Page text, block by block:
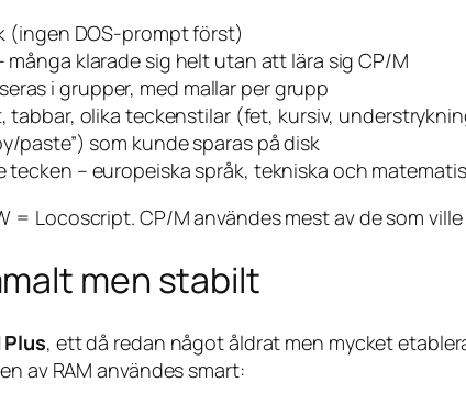
(ingen DOS-prompt först)
många klarade sig helt utan att lära sig CP/M
i grupper, med mallar per grupp
olika teckenstilar (fet, kursiv,
paste”) som kunde sparas på disk
– europeiska språk, tekniska och
= Locoscript. CP/M användes mest av de som
men stabilt
Plus, ett då redan något åldrat men mycket
av RAM användes smart: